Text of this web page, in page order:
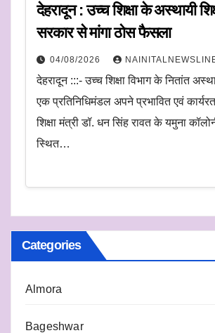
देहरादून : उच्च शिक्षा के अस्थायी
सरकार से मांगा ठोस फैसला
04/08/2026
देहरादून :::- उच्च शिक्षा विभाग के नितांत
एक प्रतिनिधिमंडल अपने प्रभावित एवं
शिक्षा मंत्री डॉ. धन सिंह रावत के यमुना
स्थित…
Categories
Almora
Bageshwar